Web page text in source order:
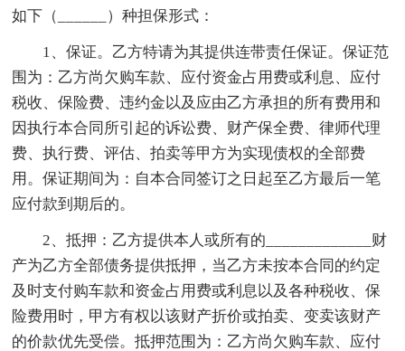
如下（______）种担保形式：
1、保证。乙方特请为其提供连带责任保证。保证范
围为：乙方尚欠购车款、应付资金占用费或利息、应付
税收、保险费、违约金以及应由乙方承担的所有费用和
因执行本合同所引起的诉讼费、财产保全费、律师代理
费、执行费、评估、拍卖等甲方为实现债权的全部费
用。保证期间为：自本合同签订之日起至乙方最后一笔
应付款到期后的。
2、抵押：乙方提供本人或所有的_____________财
产为乙方全部债务提供抵押，当乙方未按本合同的约定
及时支付购车款和资金占用费或利息以及各种税收、保
险费用时，甲方有权以该财产折价或拍卖、变卖该财产
的价款优先受偿。抵押范围为：乙方尚欠购车款、应付